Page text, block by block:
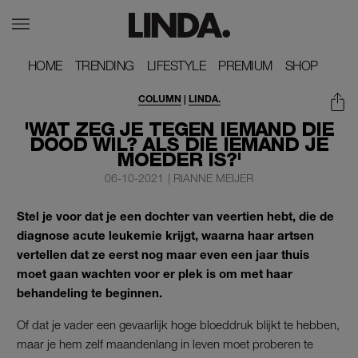
HOME
HOME TRENDING
TRENDING LIFESTYLE
LIFESTYLE PREMIUM
PREMIUM SHOP
SHOP
'WAT ZEG JE TEGEN IEMAND DIE
DOOD WIL? ALS DIE IEMAND JE
MOEDER IS?'
COLUMN | LINDA.
06-10-2021 | RIANNE MEIJER
Stel je voor dat je een dochter van veertien hebt, die de
diagnose acute leukemie krijgt, waarna haar artsen
vertellen dat ze eerst nog maar even een jaar thuis
moet gaan wachten voor er plek is om met haar
behandeling te beginnen.
Of dat je vader een gevaarlijk hoge bloeddruk blijkt te hebben,
maar je hem zelf maandenlang in leven moet proberen te